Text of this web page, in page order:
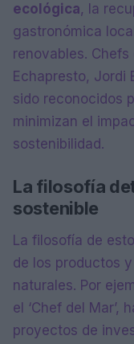
ecológica, la
gastronómica
renovables.
Echapresto, Jordi
sido reconocidos
minimizan el
sostenibilidad.
La filosofía
sostenible
La filosofía de
de los productos
naturales. Por
el ‘Chef del Mar’,
proyectos de